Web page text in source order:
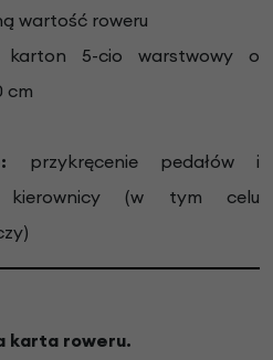
wartość roweru
5-cio warstwowy o
cm
przykręcenie pedałów i
kierownicy (w tym celu
karta roweru.